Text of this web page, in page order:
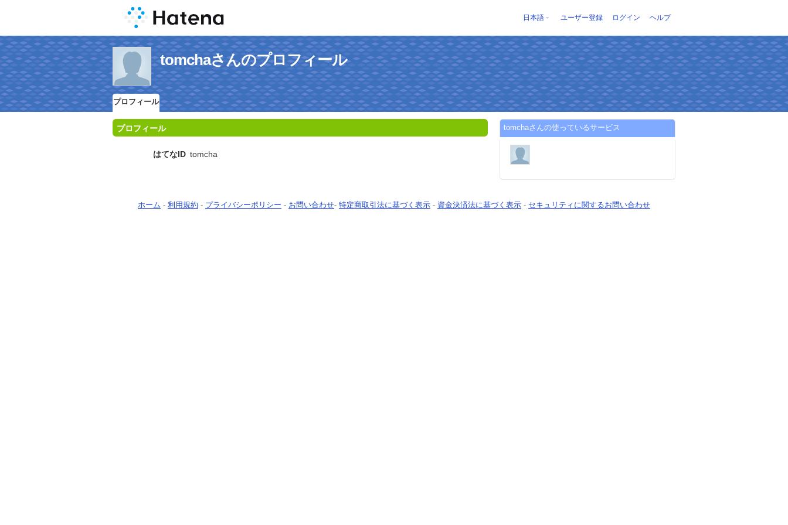
日本語 ユーザー登録 ログイン ヘルプ
tomchaさんのプロフィール
プロフィール
プロフィール
はてなID tomcha
tomchaさんの使っているサービス
ホーム - 利用規約 - プライバシーポリシー - お問い合わせ- 特定商取引法に基づく表示 - 資金決済法に基づく表示 - セキュリティに関するお問い合わせ